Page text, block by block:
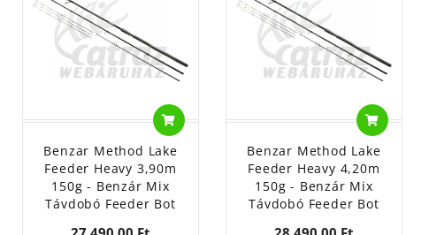
Benzar Method Lake
Feeder Heavy 3,90m
150g - Benzár Mix
Távdobó Feeder Bot
Benzar Method Lake
Feeder Heavy 4,20m
150g - Benzár Mix
Távdobó Feeder Bot